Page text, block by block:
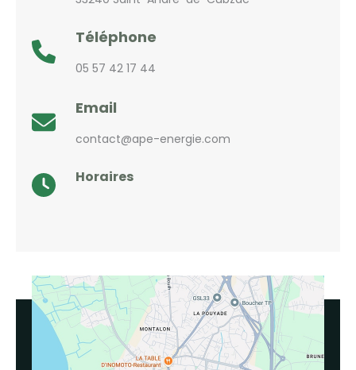
Téléphone
05 57 42 17 44
Email
contact@ape-energie.com
Horaires